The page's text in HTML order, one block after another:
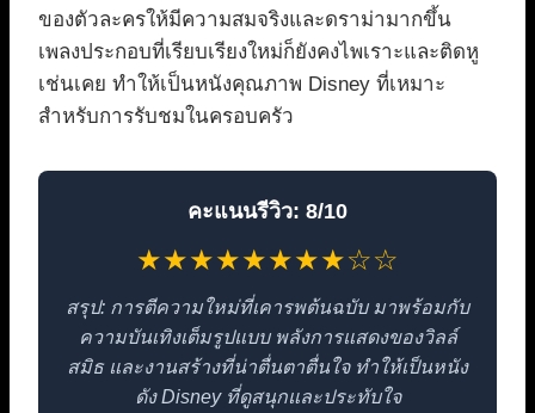
ของตัวละครให้มีความสมจริงและดราม่ามากขึ้น
เพลงประกอบที่เรียบเรียงใหม่ก็ยังคงไพเราะและติดหู
เช่นเคย ทำให้เป็นหนังคุณภาพ Disney ที่เหมาะ
สำหรับการรับชมในครอบครัว
คะแนนรีวิว: 8/10
★★★★★★★★☆☆
สรุป: การตีความใหม่ที่เคารพต้นฉบับ มาพร้อมกับ
ความบันเทิงเต็มรูปแบบ พลังการแสดงของวิลล์
สมิธ และงานสร้างที่น่าตื่นตาตื่นใจ ทำให้เป็นหนัง
ดัง Disney ที่ดูสนุกและประทับใจ